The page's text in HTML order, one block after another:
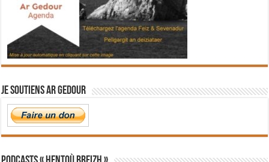
Je soutiens Ar Gedour